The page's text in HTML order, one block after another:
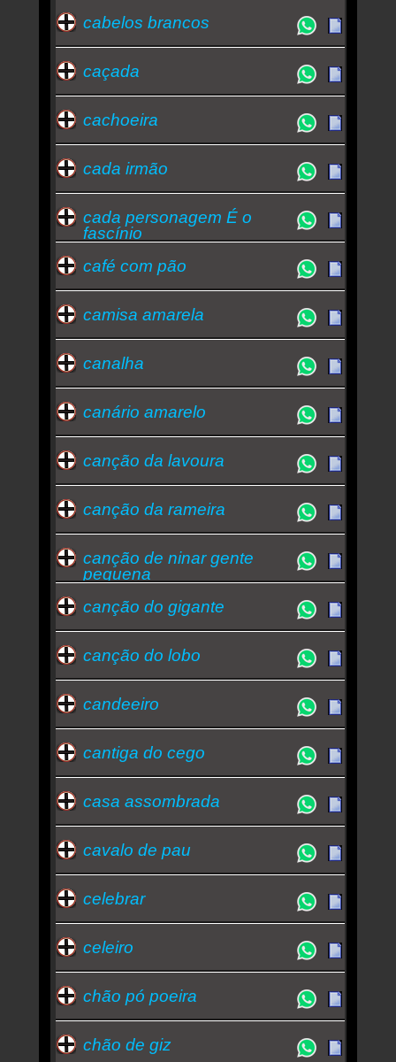
cabelos brancos
caçada
cachoeira
cada irmão
cada personagem É o
fascínio
café com pão
camisa amarela
canalha
canário amarelo
canção da lavoura
canção da rameira
canção de ninar gente
pequena
canção do gigante
canção do lobo
candeeiro
cantiga do cego
casa assombrada
cavalo de pau
celebrar
celeiro
chão pó poeira
chão de giz